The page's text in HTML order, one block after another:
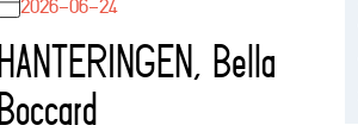
HANTERINGEN, Bella
Boccard